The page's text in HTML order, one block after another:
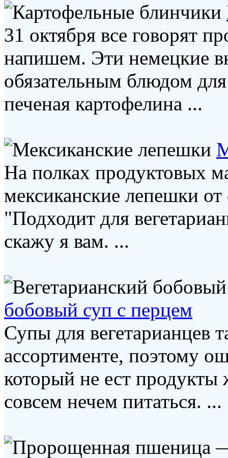
31 октября все говорят
напишем. Эти немецкие
обязательным блюдом
печеная картофелина ...
На полках продуктовых
мексиканские лепешки
"Подходит для
скажу я вам. ...
бобовый суп с перцем
Супы для вегетарианцев
ассортименте, поэтому
который не ест
совсем нечем питаться. ...